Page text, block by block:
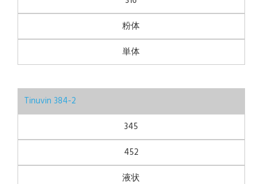
粉体
単体
Tinuvin 384-2
345
452
液状